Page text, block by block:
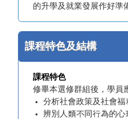
的升學及就業發展作好準
課程特色及結構
課程特色
修畢本選修群組後，學員
分析社會政策及社會福
辨別人類不同行為的